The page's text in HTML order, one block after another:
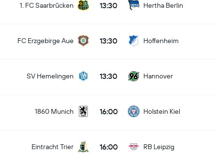
1. FC Saarbrücken 13:30 Hertha Berlin
FC Erzgebirge Aue 13:30 Hoffenheim
SV Hemelingen 13:30 Hannover
1860 Munich 16:00 Holstein Kiel
Eintracht Trier 16:00 RB Leipzig